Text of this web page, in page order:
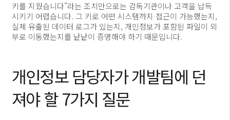
키를 지웠습니다”라는 조치만으로는 감독기관이나 고객을 납득
시키기 어렵습니다. 그 키로 어떤 시스템까지 접근이 가능했는지,
실제 유출된 데이터 로그가 있는지, 개인정보가 포함된 파일이 외
부로 이동했는지를 낱낱이 증명해야 하기 때문입니다.
개인정보 담당자가 개발팀에 던
져야 할 7가지 질문